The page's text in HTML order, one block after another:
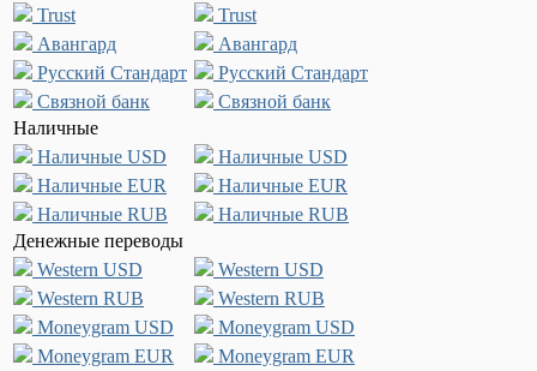
Trust
Trust
Авангард
Авангард
Русский Стандарт
Русский Стандарт
Связной банк
Связной банк
Наличные
Наличные USD
Наличные USD
Наличные EUR
Наличные EUR
Наличные RUB
Наличные RUB
Денежные переводы
Western USD
Western USD
Western RUB
Western RUB
Moneygram USD
Moneygram USD
Moneygram EUR
Moneygram EUR